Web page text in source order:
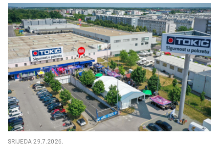
SRIJEDA 29.7.2026.